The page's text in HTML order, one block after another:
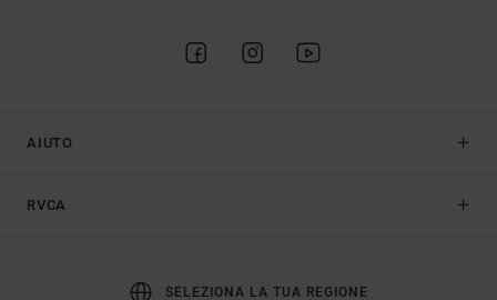
AIUTO
RVCA
SELEZIONA LA TUA REGIONE